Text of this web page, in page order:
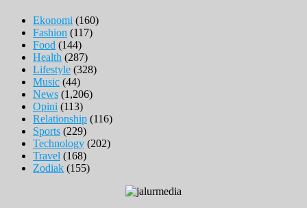
Ekonomi (160)
Fashion (117)
Food (144)
Health (287)
Lifestyle (328)
Music (44)
News (1,206)
Opini (113)
Relationship (116)
Sports (229)
Technology (202)
Travel (168)
Zodiak (155)